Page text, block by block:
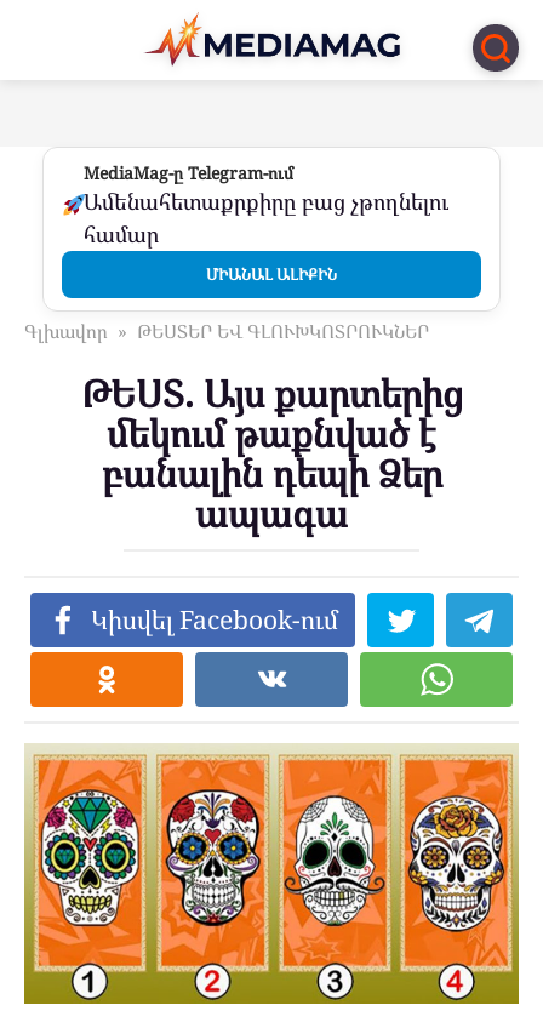
Перейти
контенту
MediaMag-ը Telegram-ում
Ամենահետաքրքիրը բաց չթողնելու
համար
ՄԻԱՆԱԼ ԱԼԻՔԻՆ
Գլխավոր » ԹԵՍՏԵՐ ԵՎ ԳԼՈՒԽԿՈՏՐՈՒԿՆԵՐ
ԹԵՍՏ. Այս քարտերից
մեկում թաքնված է
բանալին դեպի Ձեր
ապագա
Կիսվել Facebook-ում